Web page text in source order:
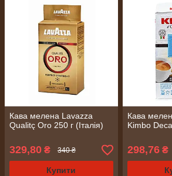
Кава мелена Lavazza
Qualitç Oro 250 г (Італія)
329,80 ₴ 340 ₴
Купити
Кава
Kimbo
298,76₴